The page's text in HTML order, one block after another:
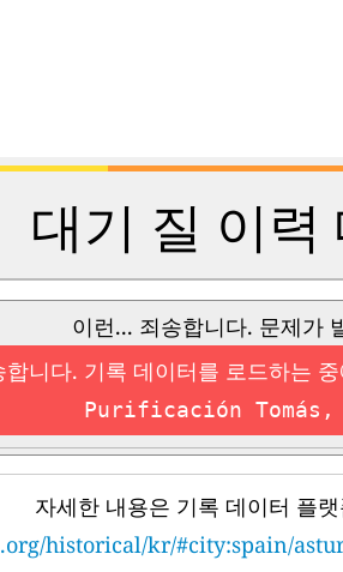
대기 질 이력
이런... 죄송합니다. 문제가
합니다. 기록 데이터를 로드하는
Purificación
자세한 내용은 기록 데이터 플
historical/kr/#city:spain/